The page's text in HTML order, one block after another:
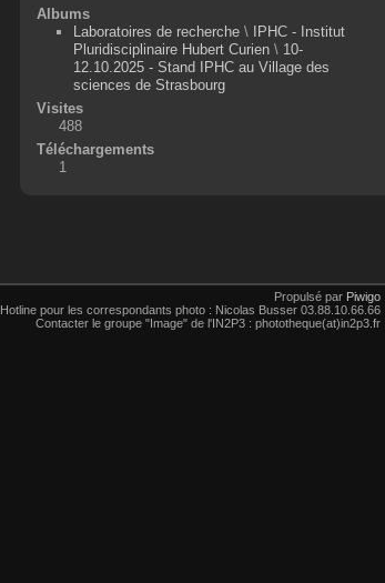
Albums
Laboratoires de recherche\
IPHC - Institut
Pluridisciplinaire Hubert Curien\ 10-
12.10.2025 - Stand IPHC au Village des
sciences de Strasbourg
Visites
488
Téléchargements
1
Propulsé par Piwigo
Hotline pour les correspondants photo : Nicolas Busser 03.88.10.66.66
Contacter le groupe "Image" de l'IN2P3 : phototheque(at)in2p3.fr